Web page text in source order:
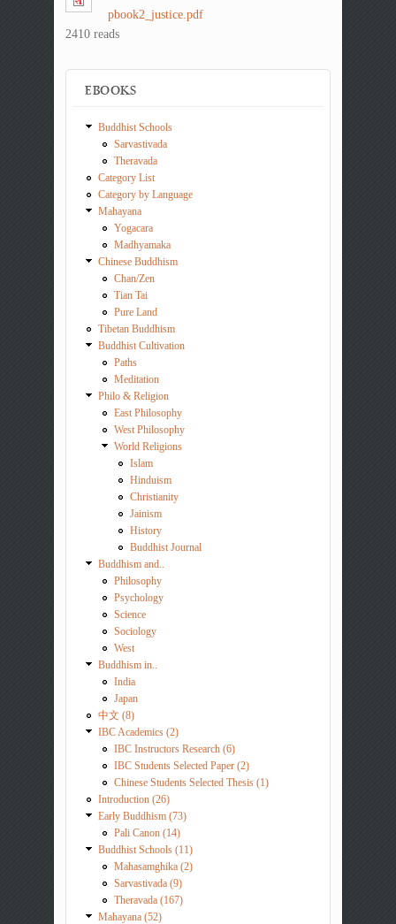
pbook2_justice.pdf
2410 reads
EBOOKS
Buddhist Schools
Sarvastivada
Theravada
Category List
Category by Language
Mahayana
Yogacara
Madhyamaka
Chinese Buddhism
Chan/Zen
Tian Tai
Pure Land
Tibetan Buddhism
Buddhist Cultivation
Paths
Meditation
Philo & Religion
East Philosophy
West Philosophy
World Religions
Islam
Hinduism
Christianity
Jainism
History
Buddhist Journal
Buddhism and..
Philosophy
Psychology
Science
Sociology
West
Buddhism in..
India
Japan
中文 (8)
IBC Academics (2)
IBC Instructors Research (6)
IBC Students Selected Paper (2)
Chinese Students Selected Thesis (1)
Introduction (26)
Early Buddhism (73)
Pali Canon (14)
Buddhist Schools (11)
Mahasamghika (2)
Sarvastivada (9)
Theravada (167)
Mahayana (52)